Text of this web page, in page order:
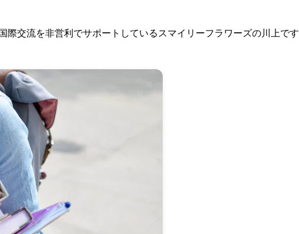
際交流を非営利でサポートしているスマイリーフラワーズの川上です